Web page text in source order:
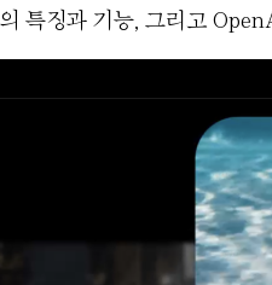
특징과 기능, 그리고